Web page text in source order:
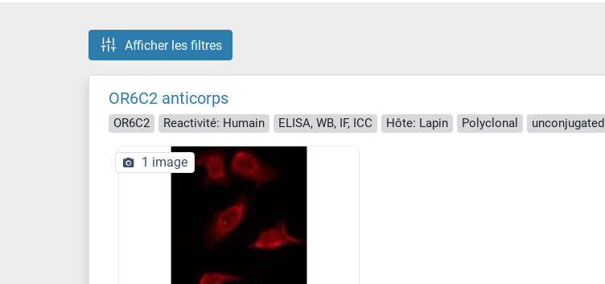
Afficher les filtres
OR6C2 anticorps
OR6C2 Reactivité: Humain ELISA, WB, IF, ICC Hôte: Lapin Polyclonal unconjugated
1 image